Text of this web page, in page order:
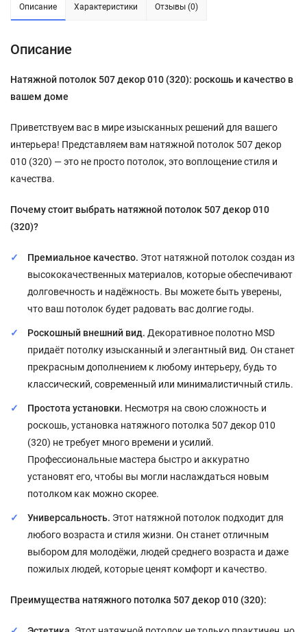
Описание Характеристики Отзывы (0)
Описание
Натяжной потолок 507 декор 010 (320): роскошь и качество в
вашем доме
Приветствуем вас в мире изысканных решений для вашего
интерьера! Представляем вам натяжной потолок 507 декор
010 (320) — это не просто потолок, это воплощение стиля и
качества.
Почему стоит выбрать натяжной потолок 507 декор 010
(320)?
Премиальное качество. Этот натяжной потолок создан из
высококачественных материалов, которые обеспечивают
долговечность и надёжность. Вы можете быть уверены,
что ваш потолок будет радовать вас долгие годы.
Роскошный внешний вид. Декоративное полотно MSD
придаёт потолку изысканный и элегантный вид. Он станет
прекрасным дополнением к любому интерьеру, будь то
классический, современный или минималистичный стиль.
Простота установки. Несмотря на свою сложность и
роскошь, установка натяжного потолка 507 декор 010
(320) не требует много времени и усилий.
Профессиональные мастера быстро и аккуратно
установят его, чтобы вы могли наслаждаться новым
потолком как можно скорее.
Универсальность. Этот натяжной потолок подходит для
любого возраста и стиля жизни. Он станет отличным
выбором для молодёжи, людей среднего возраста и даже
пожилых людей, которые ценят комфорт и качество.
Преимущества натяжного потолка 507 декор 010 (320):